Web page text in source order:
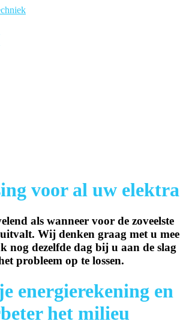
voor al uw elektra
als wanneer voor de zoveelste
Wij denken graag met u mee
nog dezelfde dag bij u aan de slag
probleem op te lossen.
energierekening en
het milieu